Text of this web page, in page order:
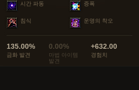
시간 파동 증폭
침식 운명의 착오
135.00%
금화 발견
0.00%
마법 아이템
발견
+632.00
경험치